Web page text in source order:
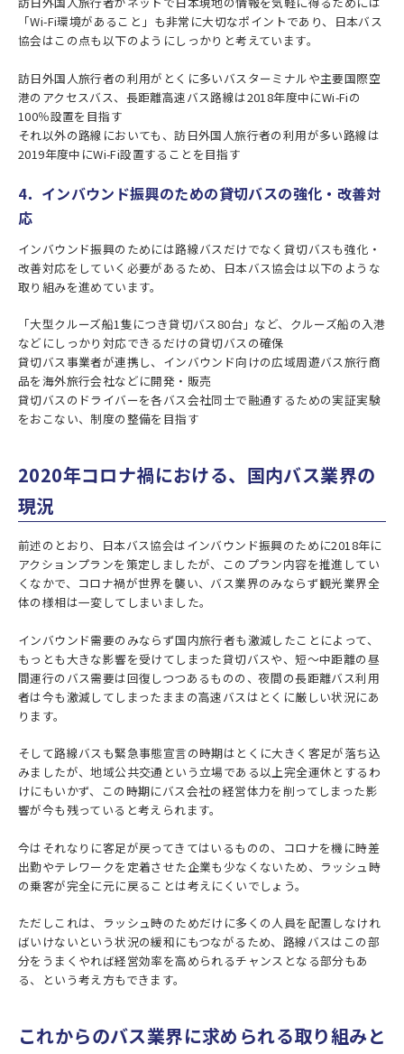
「Wi-Fi環境があること」も非常に大切なポイントであり、日本バス
協会はこの点も以下のようにしっかりと考えています。
訪日外国人旅行者の利用がとくに多いバスターミナルや主要国際空
港のアクセスバス、長距離高速バス路線は2018年度中にWi-Fiの
100％設置を目指す
それ以外の路線においても、訪日外国人旅行者の利用が多い路線は
2019年度中にWi-Fi設置することを目指す
4．インバウンド振興のための貸切バスの強化・改善対
応
インバウンド振興のためには路線バスだけでなく貸切バスも強化・
改善対応をしていく必要があるため、日本バス協会は以下のような
取り組みを進めています。
「大型クルーズ船1隻につき貸切バス80台」など、クルーズ船の入港
などにしっかり対応できるだけの貸切バスの確保
貸切バス事業者が連携し、インバウンド向けの広域周遊バス旅行商
品を海外旅行会社などに開発・販売
貸切バスのドライバーを各バス会社同士で融通するための実証実験
をおこない、制度の整備を目指す
2020年コロナ禍における、国内バス業界の
現況
前述のとおり、日本バス協会はインバウンド振興のために2018年に
アクションプランを策定しましたが、このプラン内容を推進してい
くなかで、コロナ禍が世界を襲い、バス業界のみならず観光業界全
体の様相は一変してしまいました。
インバウンド需要のみならず国内旅行者も激減したことによって、
もっとも大きな影響を受けてしまった貸切バスや、短～中距離の昼
間運行のバス需要は回復しつつあるものの、夜間の長距離バス利用
者は今も激減してしまったままの高速バスはとくに厳しい状況にあ
ります。
そして路線バスも緊急事態宣言の時期はとくに大きく客足が落ち込
みましたが、地域公共交通という立場である以上完全運休とするわ
けにもいかず、この時期にバス会社の経営体力を削ってしまった影
響が今も残っていると考えられます。
今はそれなりに客足が戻ってきてはいるものの、コロナを機に時差
出勤やテレワークを定着させた企業も少なくないため、ラッシュ時
の乗客が完全に元に戻ることは考えにくいでしょう。
ただしこれは、ラッシュ時のためだけに多くの人員を配置しなけれ
ばいけないという状況の緩和にもつながるため、路線バスはこの部
分をうまくやれば経営効率を高められるチャンスとなる部分もあ
る、という考え方もできます。
これからのバス業界に求められる取り組みと